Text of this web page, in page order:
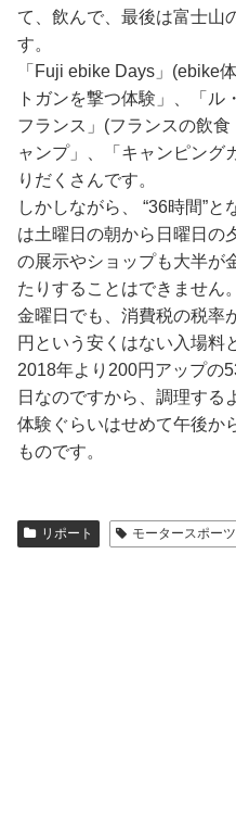
て、飲んで、最後は富士山
す。
「Fuji ebike Days」(ebike
トガンを撃つ体験」、「
フランス」(フランスの飲
ャンプ」、「キャンピング
りだくさんです。
しかしながら、 “36時間”
は土曜日の朝から日曜日の
の展示やショップも大半が
たりすることはできません。
金曜日でも、消費税の税率
円という安くはない入場料
2018年より200円アップの
日なのですから、調理する
体験ぐらいはせめて午後か
ものです。
リポート モータースポー